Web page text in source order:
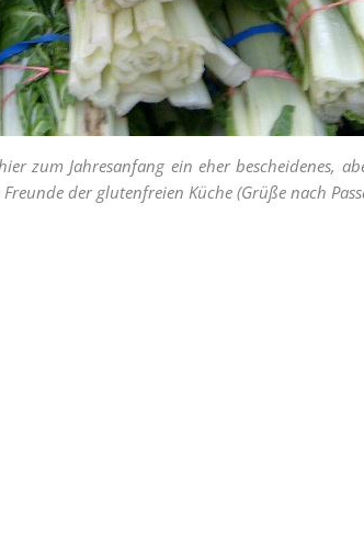
zum Jahresanfang ein eher bescheidenes,
der glutenfreien Küche (Grüße nach